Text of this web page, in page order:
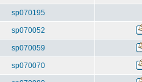
sp070195
sp070052
sp070059
sp070070